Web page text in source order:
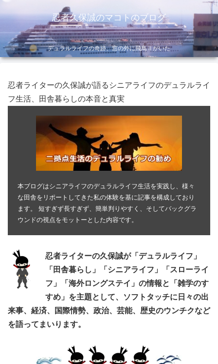
忍者久保誠のマコトのブログ
デュラルライフの奇跡、窓の外に飛鳥Ⅱがいた
忍者ライターの久保誠が語るシニアライフのデュラルライ
フ生活、田舎暮らしの本音と真実
本ブログはシニアライフのデュラルライフ生活を実践し、様々
な田舎をリポートしてきた私の体験を基に記事を構成しており
ます。 短すぎず長すぎず、簡単判りやすく、そしてバックグラ
ウンドの視点をモットーとした内容です。
忍者ライターの久保誠が「デュラルライフ」
「田舎暮らし」「シニアライフ」「スローライ
フ」「海外ロングステイ」の情報と「雑学のす
すめ」を主題として、ソフトタッチに日々の出
来事、経済、国際情勢、政治、芸能、歴史のウンチクなど
を語ってまいります。